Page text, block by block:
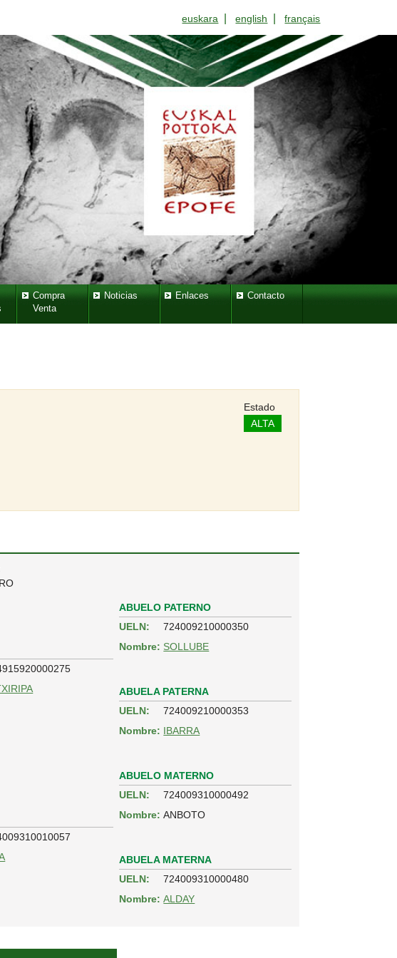
euskara |english |français
Compra
Venta
Noticias Enlaces Contacto
Estado
ALTA
ABUELO PATERNO
UELN:
724009210000350
Nombre: SOLLUBE
ABUELA PATERNA
UELN:
724009210000353
Nombre: IBARRA
ABUELO MATERNO
UELN:
724009310000492
Nombre: ANBOTO
ABUELA MATERNA
UELN:
724009310000480
Nombre: ALDAY